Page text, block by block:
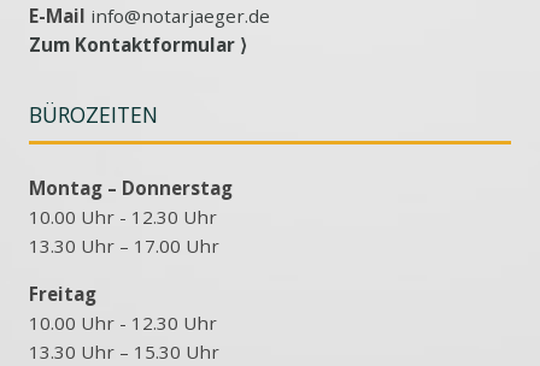
E-Mail info@notarjaeger.de
Zum Kontaktformular ⟩
BÜROZEITEN
Montag – Donnerstag
10.00 Uhr - 12.30 Uhr
13.30 Uhr – 17.00 Uhr
Freitag
10.00 Uhr - 12.30 Uhr
13.30 Uhr – 15.30 Uhr